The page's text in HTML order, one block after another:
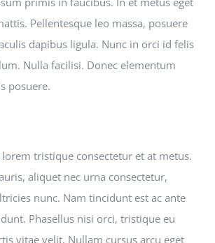
Pellentesque leo massa, posuere
dapibus ligula. Nunc in orci id felis
Nulla facilisi. Donec elementum
posuere.
lorem tristique consectetur et at metus.
aliquet nec urna consectetur,
nunc. Nam tincidunt est ac ante
Phasellus nisi orci, tristique eu
vitae velit. Nullam cursus arcu eget